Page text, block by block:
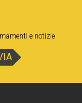
e notizie